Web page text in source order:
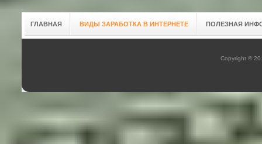
ГЛАВНАЯ ВИДЫ ЗАРАБОТКА В ИНТЕРНЕТЕ ПОЛЕЗНАЯ
Copyright ©